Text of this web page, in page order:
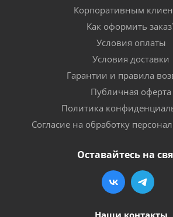
Корпоративным
Как оформить
Условия оплаты
Условия доставки
Гарантии и правила
Публичная оферта
Политика
Согласие на обработку
Оставайтесь на
Наши контакты